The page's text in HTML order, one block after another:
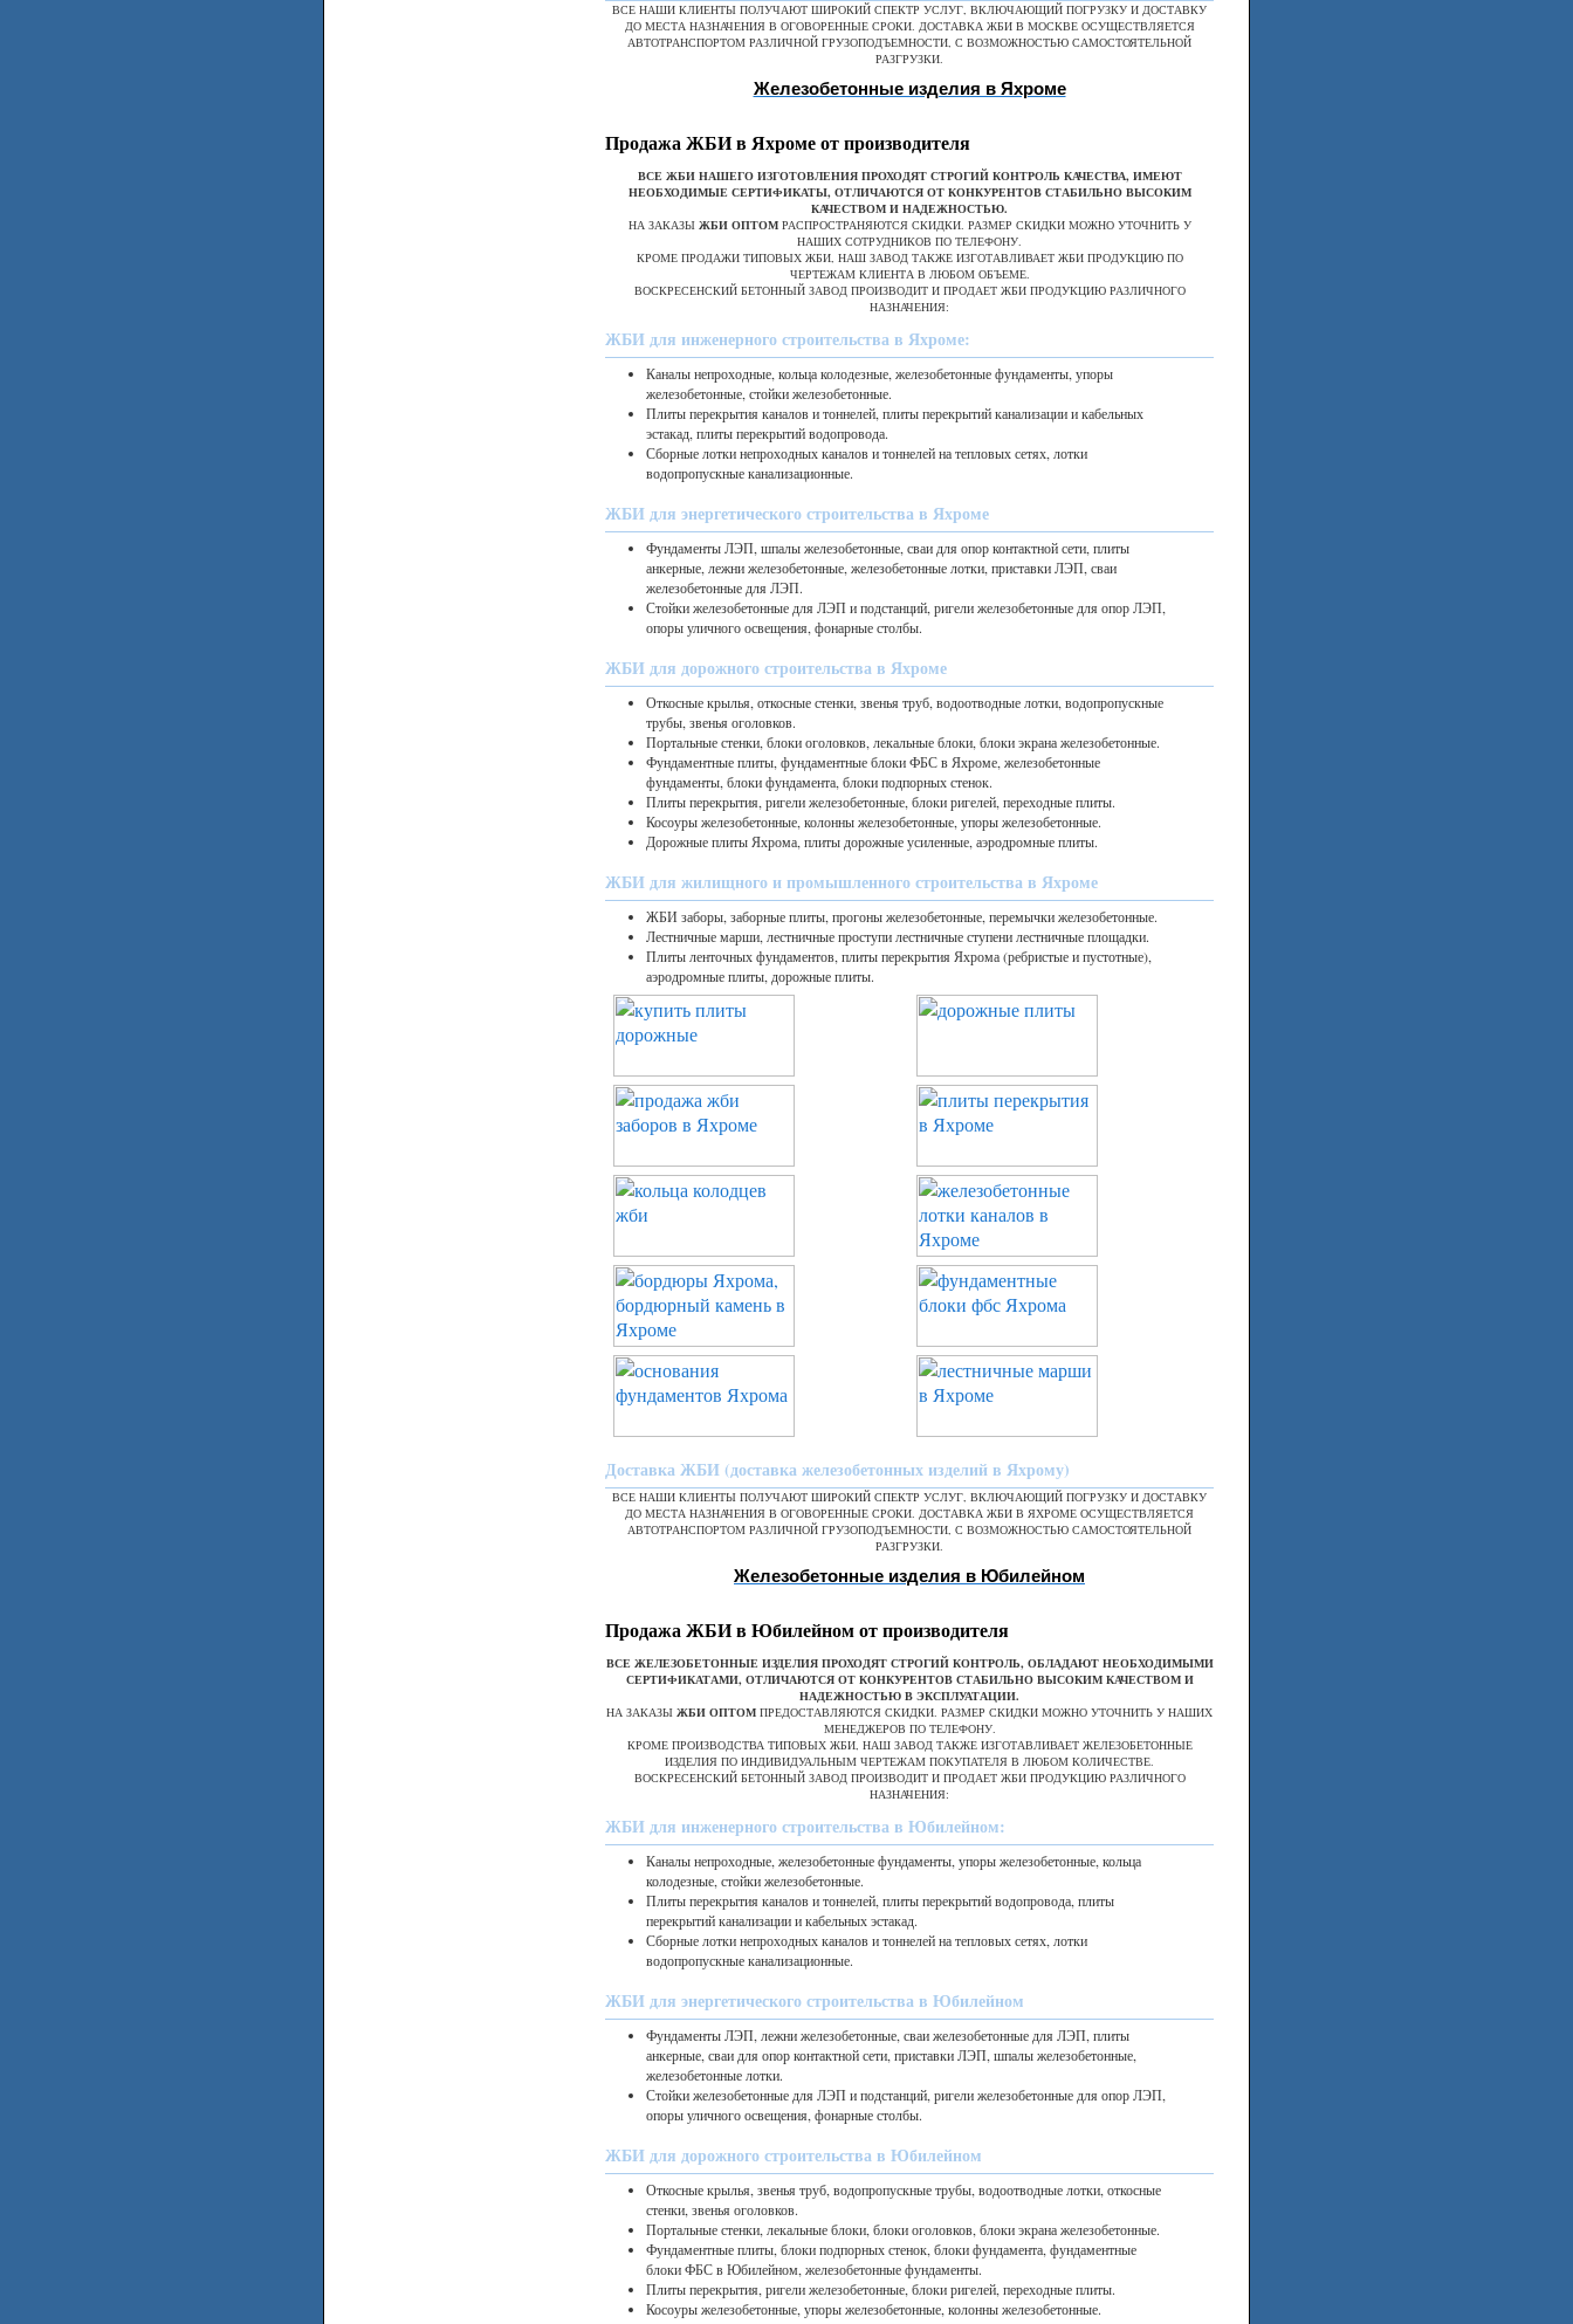
ВСЕ НАШИ КЛИЕНТЫ ПОЛУЧАЮТ ШИРОКИЙ СПЕКТР УСЛУГ, ВКЛЮЧАЮЩИЙ ПОГРУЗКУ И ДОСТАВКУ
ДО МЕСТА НАЗНАЧЕНИЯ В ОГОВОРЕННЫЕ СРОКИ. ДОСТАВКА ЖБИ В МОСКВЕ ОСУЩЕСТВЛЯЕТСЯ
АВТОТРАНСПОРТОМ РАЗЛИЧНОЙ ГРУЗОПОДЪЕМНОСТИ, С ВОЗМОЖНОСТЬЮ САМОСТОЯТЕЛЬНОЙ
РАЗГРУЗКИ.
Железобетонные изделия в Яхроме
Продажа ЖБИ в Яхроме от производителя
ВСЕ ЖБИ НАШЕГО ИЗГОТОВЛЕНИЯ ПРОХОДЯТ СТРОГИЙ КОНТРОЛЬ КАЧЕСТВА, ИМЕЮТ
НЕОБХОДИМЫЕ СЕРТИФИКАТЫ, ОТЛИЧАЮТСЯ ОТ КОНКУРЕНТОВ СТАБИЛЬНО ВЫСОКИМ
КАЧЕСТВОМ И НАДЕЖНОСТЬЮ.
НА ЗАКАЗЫ ЖБИ ОПТОМРАСПРОСТРАНЯЮТСЯ СКИДКИ. РАЗМЕР СКИДКИ МОЖНО УТОЧНИТЬ У
НАШИХ СОТРУДНИКОВ ПО ТЕЛЕФОНУ.
КРОМЕ ПРОДАЖИ ТИПОВЫХ ЖБИ, НАШ ЗАВОД ТАКЖЕ ИЗГОТАВЛИВАЕТ ЖБИ ПРОДУКЦИЮ ПО
ЧЕРТЕЖАМ КЛИЕНТА В ЛЮБОМ ОБЪЕМЕ.
ВОСКРЕСЕНСКИЙ БЕТОННЫЙ ЗАВОД ПРОИЗВОДИТ И ПРОДАЕТ ЖБИ ПРОДУКЦИЮ РАЗЛИЧНОГО
НАЗНАЧЕНИЯ:
ЖБИ для инженерного строительства в Яхроме:
Каналы непроходные, кольца колодезные, железобетонные фундаменты, упоры
железобетонные, стойки железобетонные.
Плиты перекрытия каналов и тоннелей, плиты перекрытий канализации и кабельных
эстакад, плиты перекрытий водопровода.
Сборные лотки непроходных каналов и тоннелей на тепловых сетях, лотки
водопропускные канализационные.
ЖБИ для энергетического строительства в Яхроме
Фундаменты ЛЭП, шпалы железобетонные, сваи для опор контактной сети, плиты
анкерные, лежни железобетонные, железобетонные лотки, приставки ЛЭП, сваи
железобетонные для ЛЭП.
Стойки железобетонные для ЛЭП и подстанций, ригели железобетонные для опор ЛЭП,
опоры уличного освещения, фонарные столбы.
ЖБИ для дорожного строительства в Яхроме
Откосные крылья, откосные стенки, звенья труб, водоотводные лотки, водопропускные
трубы, звенья оголовков.
Портальные стенки, блоки оголовков, лекальные блоки, блоки экрана железобетонные.
Фундаментные плиты, фундаментные блоки ФБС в Яхроме, железобетонные
фундаменты, блоки фундамента, блоки подпорных стенок.
Плиты перекрытия, ригели железобетонные, блоки ригелей, переходные плиты.
Косоуры железобетонные, колонны железобетонные, упоры железобетонные.
Дорожные плиты Яхрома, плиты дорожные усиленные, аэродромные плиты.
ЖБИ для жилищного и промышленного строительства в Яхроме
ЖБИ заборы, заборные плиты, прогоны железобетонные, перемычки железобетонные.
Лестничные марши, лестничные проступи лестничные ступени лестничные площадки.
Плиты ленточных фундаментов, плиты перекрытия Яхрома (ребристые и пустотные),
аэродромные плиты, дорожные плиты.
Доставка ЖБИ (доставка железобетонных изделий в Яхрому)
ВСЕ НАШИ КЛИЕНТЫ ПОЛУЧАЮТ ШИРОКИЙ СПЕКТР УСЛУГ, ВКЛЮЧАЮЩИЙ ПОГРУЗКУ И ДОСТАВКУ
ДО МЕСТА НАЗНАЧЕНИЯ В ОГОВОРЕННЫЕ СРОКИ. ДОСТАВКА ЖБИ В ЯХРОМЕ ОСУЩЕСТВЛЯЕТСЯ
АВТОТРАНСПОРТОМ РАЗЛИЧНОЙ ГРУЗОПОДЪЕМНОСТИ, С ВОЗМОЖНОСТЬЮ САМОСТОЯТЕЛЬНОЙ
РАЗГРУЗКИ.
Железобетонные изделия в Юбилейном
Продажа ЖБИ в Юбилейном от производителя
ВСЕ ЖЕЛЕЗОБЕТОННЫЕ ИЗДЕЛИЯ ПРОХОДЯТ СТРОГИЙ КОНТРОЛЬ, ОБЛАДАЮТ НЕОБХОДИМЫМИ
СЕРТИФИКАТАМИ, ОТЛИЧАЮТСЯ ОТ КОНКУРЕНТОВ СТАБИЛЬНО ВЫСОКИМ КАЧЕСТВОМ И
НАДЕЖНОСТЬЮ В ЭКСПЛУАТАЦИИ.
НА ЗАКАЗЫ ЖБИ ОПТОМ ПРЕДОСТАВЛЯЮТСЯ СКИДКИ. РАЗМЕР СКИДКИ МОЖНО УТОЧНИТЬ У НАШИХ
МЕНЕДЖЕРОВ ПО ТЕЛЕФОНУ.
КРОМЕ ПРОИЗВОДСТВА ТИПОВЫХ ЖБИ, НАШ ЗАВОД ТАКЖЕ ИЗГОТАВЛИВАЕТ ЖЕЛЕЗОБЕТОННЫЕ
ИЗДЕЛИЯ ПО ИНДИВИДУАЛЬНЫМ ЧЕРТЕЖАМ ПОКУПАТЕЛЯ В ЛЮБОМ КОЛИЧЕСТВЕ.
ВОСКРЕСЕНСКИЙ БЕТОННЫЙ ЗАВОД ПРОИЗВОДИТ И ПРОДАЕТ ЖБИ ПРОДУКЦИЮ РАЗЛИЧНОГО
НАЗНАЧЕНИЯ:
ЖБИ для инженерного строительства в Юбилейном:
Каналы непроходные, железобетонные фундаменты, упоры железобетонные, кольца
колодезные, стойки железобетонные.
Плиты перекрытия каналов и тоннелей, плиты перекрытий водопровода, плиты
перекрытий канализации и кабельных эстакад.
Сборные лотки непроходных каналов и тоннелей на тепловых сетях, лотки
водопропускные канализационные.
ЖБИ для энергетического строительства в Юбилейном
Фундаменты ЛЭП, лежни железобетонные, сваи железобетонные для ЛЭП, плиты
анкерные, сваи для опор контактной сети, приставки ЛЭП, шпалы железобетонные,
железобетонные лотки.
Стойки железобетонные для ЛЭП и подстанций, ригели железобетонные для опор ЛЭП,
опоры уличного освещения, фонарные столбы.
ЖБИ для дорожного строительства в Юбилейном
Откосные крылья, звенья труб, водопропускные трубы, водоотводные лотки, откосные
стенки, звенья оголовков.
Портальные стенки, лекальные блоки, блоки оголовков, блоки экрана железобетонные.
Фундаментные плиты, блоки подпорных стенок, блоки фундамента, фундаментные
блоки ФБС в Юбилейном, железобетонные фундаменты.
Плиты перекрытия, ригели железобетонные, блоки ригелей, переходные плиты.
Косоуры железобетонные, упоры железобетонные, колонны железобетонные.